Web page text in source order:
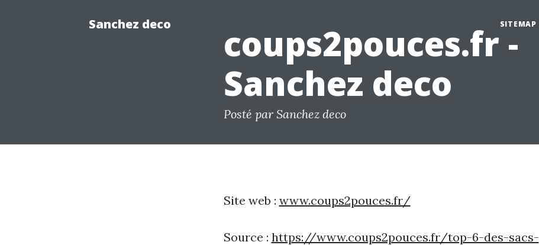
Sanchez deco SITEMAP
coups2pouces.fr -
Sanchez deco
Posté par Sanchez deco
Site web : www.coups2pouces.fr/
Source : https://www.coups2pouces.fr/top-6-des-sacs-